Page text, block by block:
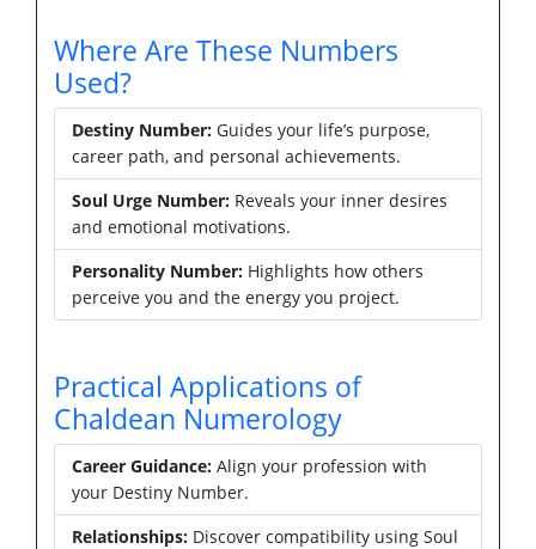
Where Are These Numbers
Used?
Destiny Number: Guides your life’s purpose,
career path, and personal achievements.
Soul Urge Number: Reveals your inner desires
and emotional motivations.
Personality Number: Highlights how others
perceive you and the energy you project.
Practical Applications of
Chaldean Numerology
Career Guidance: Align your profession with
your Destiny Number.
Relationships: Discover compatibility using Soul